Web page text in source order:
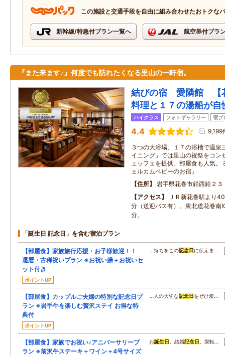
この施設と交通手段を自由に組み合わせたおトクな
新幹線/特急付プラン一覧へ 航空券付プラ
『また来ます♪』何度でも訪れたくなる里山の一軒宿。
結びの宿 愛隣館 【
料理と１７の湯船が自
ハイクラス フォトギャラリー 宿ブ
4.4 9,199
３つの大浴場、１７の浴槽で温泉
イニング」では里山の祝祭をコン
ュッフェを提供。部屋食も人気。
ェルカムベビーのお宿」
住所
岩手県花巻市鉛西鉛２３
アクセス
ＪＲ新花巻駅より
分（送迎バス有）。東北道花巻南
分。
「誕生日 記念日」を含む宿泊プラン
【部屋食】家族旅行応援・お子様歓迎！！
還暦・古稀祝いプラン ※お祝い膳＋お祝いセ
ット付き
ポイントUP
…持ちをこの記念日 に伝えま…
【部屋食】カップルご夫婦の特別な記念日プ
ラン ※岩手牛を楽しむ贅沢ステイ お得な特
典付
ポイントUP
…人の大切な記念日 をぜひ愛…
【部屋食】家族でお祝い♪アニバーサリープ
ラン ※前沢牛ステーキ＋ワイン＋4号サイズ
お誕生日 、結婚記念日 、栄転…